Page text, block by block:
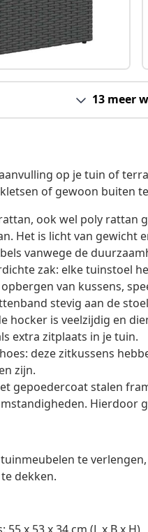
13 meer
op je tuin of
of gewoon buiten
ook wel poly
Het is licht van gewicht
vanwege de
zak: elke tuinstoel
van kussens,
stevig aan de
hocker is veelzijdig en
extra zitplaats in je tuin.
deze zitkussens
zijn.
gepoedercoat stalen
Hierdoor
te
dekken.